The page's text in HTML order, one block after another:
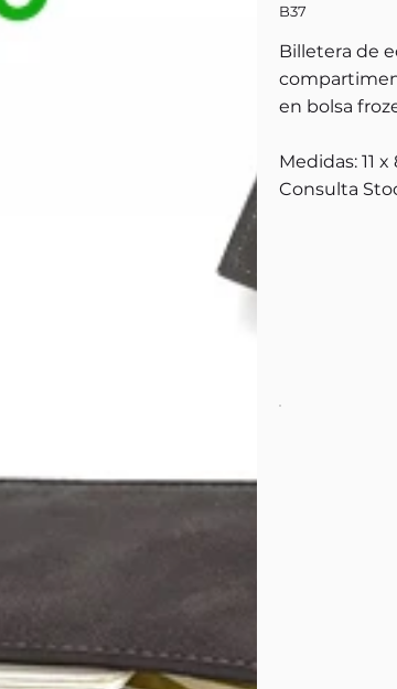
B37
Billetera de
en bolsa
Medidas: 11
Consulta